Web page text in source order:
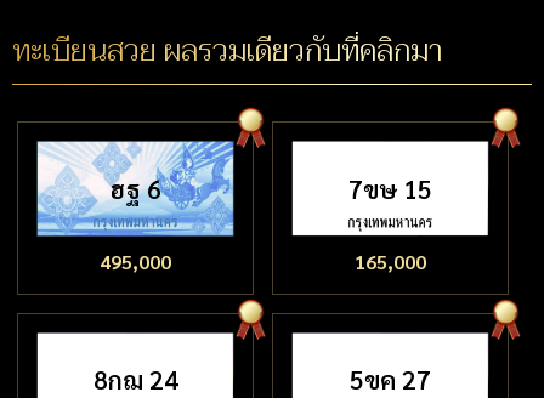
ทะเบียนสวย ผลรวมเดียวกับที่คลิกมา
ฮฐ 6
495,000
7ขษ 15
165,000
8กฌ 24 5ขค 27